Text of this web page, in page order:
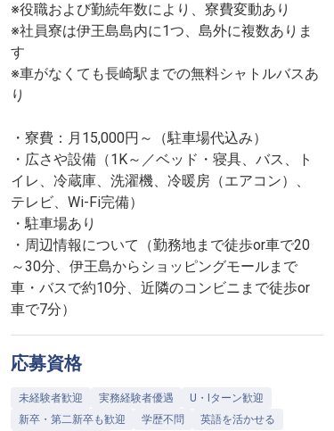
※役職および勤続年数により、寮費変動あり
※社員寮は伊王島島内に1つ、島外に複数ありま
す
※車がなくても長崎駅までの無料シャトルバスあ
り
・寮費：月15,000円～（駐車場代込み）
・広さや設備（1K～／ベッド・寝具、バス、ト
イレ、冷蔵庫、洗濯機、冷暖房（エアコン）、
テレビ、Wi-Fi完備）
・駐車場あり
・周辺情報について（勤務地まで徒歩or車で20
～30分、伊王島からショッピングモールまで
車・バスで約10分、近隣のコンビニまで徒歩or
車で7分）
応募資格
未経験者歓迎 実務経験者優遇
U・Iターン歓迎
新卒・第二新卒も歓迎
学歴不問 英語を活かせる